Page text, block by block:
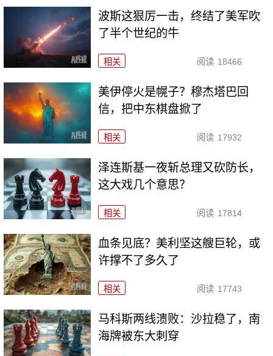
波斯这狠厉一击，终结了美军吹
了半个世纪的牛
相关 阅读 18466
美伊停火是幌子？穆杰塔巴回
信，把中东棋盘掀了
相关 阅读 17932
泽连斯基一夜斩总理又砍防长，
这大戏几个意思？
相关 阅读 17814
血条见底？美利坚这艘巨轮，或
许撑不了多久了
相关 阅读 17743
马科斯两线溃败：沙拉稳了，南
海牌被东大刺穿